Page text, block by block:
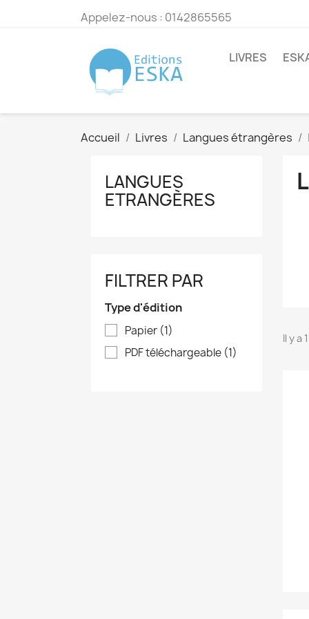
Appelez-nous : 0142865565
LIVRES
Accueil Livres Langues étrangères
LANGUES
ETRANGÈRES
FILTRER PAR
Type d'édition
Papier (1)
PDF téléchargeable (1)
Il y a